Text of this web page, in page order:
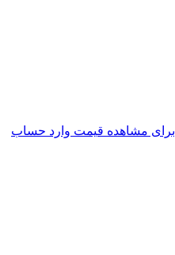
برای مشاهده قیمت وارد حساب